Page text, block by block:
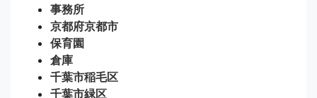
事務所
京都府京都市
保育園
倉庫
千葉市稲毛区
千葉市緑区